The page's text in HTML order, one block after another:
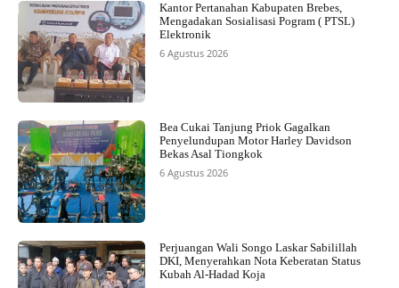
Kantor Pertanahan Kabupaten Brebes,
Mengadakan Sosialisasi Pogram ( PTSL)
Elektronik
6 Agustus 2026
Bea Cukai Tanjung Priok Gagalkan
Penyelundupan Motor Harley Davidson
Bekas Asal Tiongkok
6 Agustus 2026
Perjuangan Wali Songo Laskar Sabilillah
DKI, Menyerahkan Nota Keberatan Status
Kubah Al-Hadad Koja